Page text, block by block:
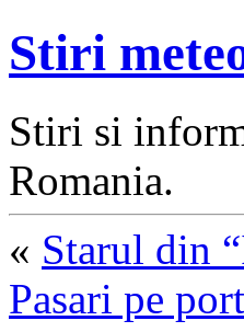
Stiri
Stiri si
Romania.
« Starul din
Pasari pe